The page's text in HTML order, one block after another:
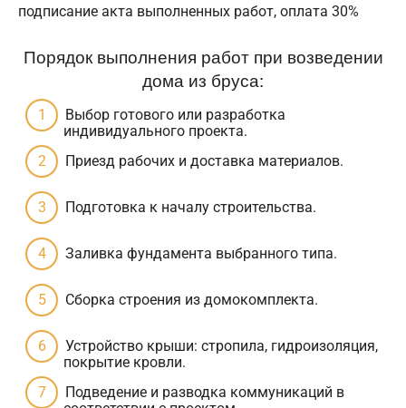
подписание акта выполненных работ, оплата 30%
Порядок выполнения работ при возведении
дома из бруса:
Выбор готового или разработка
индивидуального проекта.
Приезд рабочих и доставка материалов.
Подготовка к началу строительства.
Заливка фундамента выбранного типа.
Сборка строения из домокомплекта.
Устройство крыши: стропила, гидроизоляция,
покрытие кровли.
Подведение и разводка коммуникаций в